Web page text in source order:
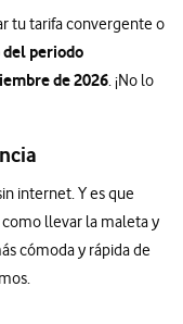
tu tarifa convergente o
periodo
de 2026. ¡No lo
internet. Y es que
llevar la maleta y
cómoda y rápida de